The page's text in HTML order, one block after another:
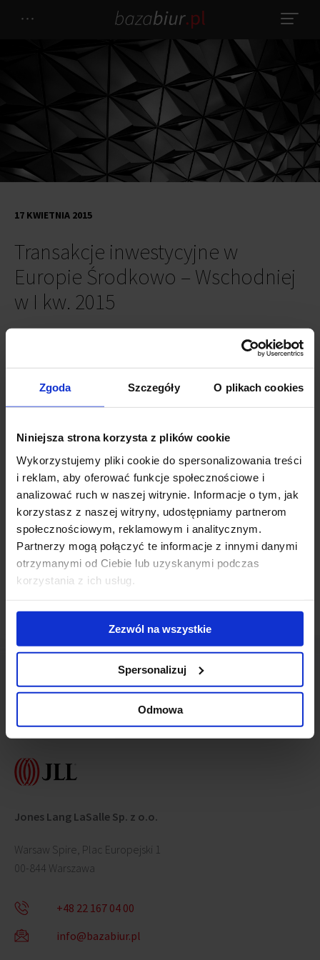
Zgoda Szczegóły O plikach cookies
Niniejsza strona korzysta z plików cookie
Wykorzystujemy pliki cookie do spersonalizowania treści
i reklam, aby oferować funkcje społecznościowe i
analizować ruch w naszej witrynie. Informacje o tym, jak
korzystasz z naszej witryny, udostępniamy partnerom
społecznościowym, reklamowym i analitycznym.
Partnerzy mogą połączyć te informacje z innymi danymi
otrzymanymi od Ciebie lub uzyskanymi podczas
korzystania z ich usług.
Zezwól na wszystkie
Spersonalizuj
Odmowa
Transakcje inwestycyjne w
Europie Środkowo – Wschodniej
w I kw. 2015
17 KWIETNIA 2015
Według wstępnych szacunków międzynarodowej firmy doradczej
JLL, wartość transakcji inwestycyjnych sfinalizowanych na
Wschodniej w I kw. 2015 r. wyniosła prawie 1,44 mld euro. Najwięcej
– 731 mln euro przypadło na Czechy, a następnie na Polskę (458
JLL pozostaje liderem rynku strategicznego doradztwa w regionie
pracując obecnie nad transakcjami o wartości ok. 5,4 mld euro, z
czego 2,2 mld euro przypada na transakcje w Czechach, a 2 mld
euro – w Polsce.
Przeczytaj więcej:Informacje prasowe
Skontaktuj się z nami
Jones Lang LaSalle Sp. z o.o.
Warsaw Spire, Plac Europejski 1
00-844 Warszawa
+48 22 167 04 00
info@bazabiur.pl